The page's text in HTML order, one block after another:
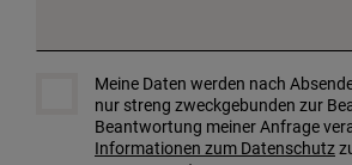
Meine Daten werden nach
nur streng zweckgebunden zur
Beantwortung meiner Anfrage
Informationen zum Datenschutz